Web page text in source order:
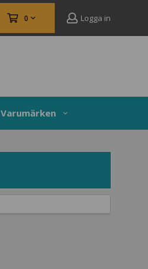
0 Logga in
Varumärken